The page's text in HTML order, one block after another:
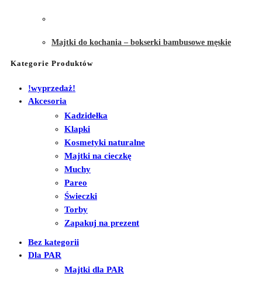
Majtki do kochania – bokserki bambusowe męskie
Kategorie Produktów
!wyprzedaż!
Akcesoria
Kadzidełka
Klapki
Kosmetyki naturalne
Majtki na cieczkę
Muchy
Pareo
Świeczki
Torby
Zapakuj na prezent
Bez kategorii
Dla PAR
Majtki dla PAR